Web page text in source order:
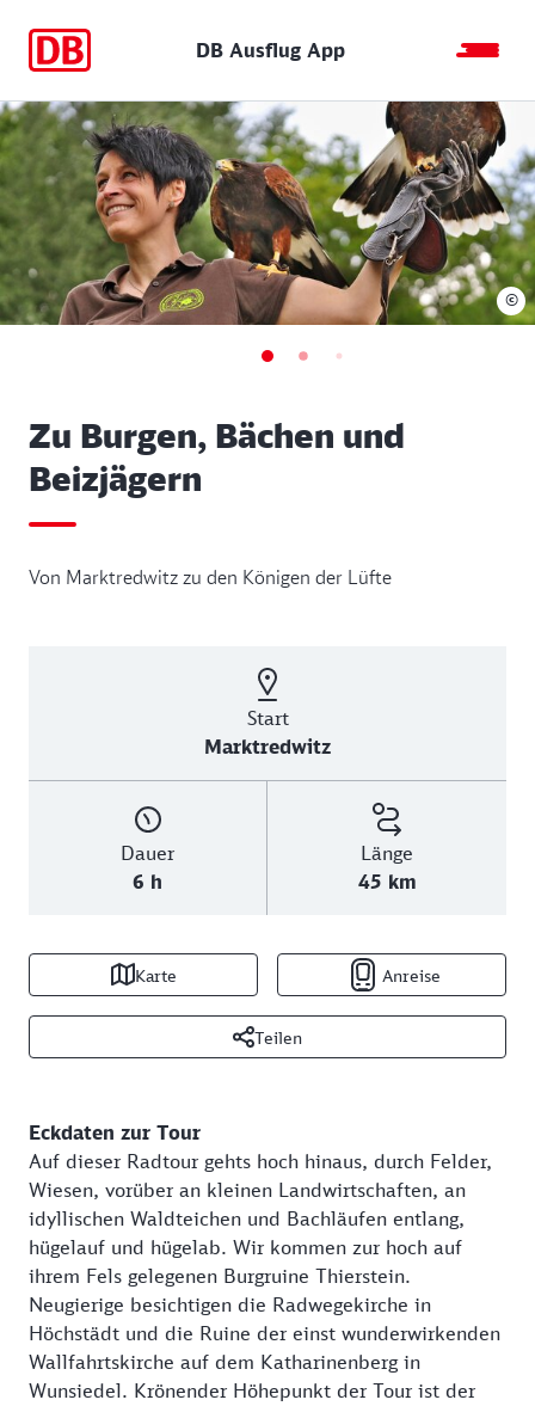
DB Ausflug App
Zu Burgen, Bächen und
Beizjägern
Von Marktredwitz zu den Königen der Lüfte
Start
Marktredwitz
Dauer
6 h
Länge
45 km
Karte Anreise
Teilen
©
Eckdaten zur Tour
Auf dieser Radtour gehts hoch hinaus, durch Felder,
Wiesen, vorüber an kleinen Landwirtschaften, an
idyllischen Waldteichen und Bachläufen entlang,
hügelauf und hügelab. Wir kommen zur hoch auf
ihrem Fels gelegenen Burgruine Thierstein.
Neugierige besichtigen die Radwegekirche in
Höchstädt und die Ruine der einst wunderwirkenden
Wallfahrtskirche auf dem Katharinenberg in
Wunsiedel. Krönender Höhepunkt der Tour ist der